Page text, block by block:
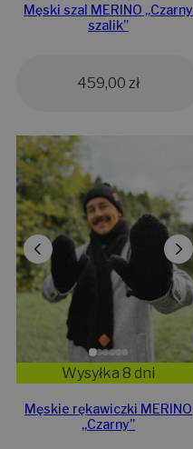
Męski szal MERINO „Czarny
szalik”
459,00 zł
Wysyłka 8 dni
Męskie rękawiczki MERINO
„Czarny”